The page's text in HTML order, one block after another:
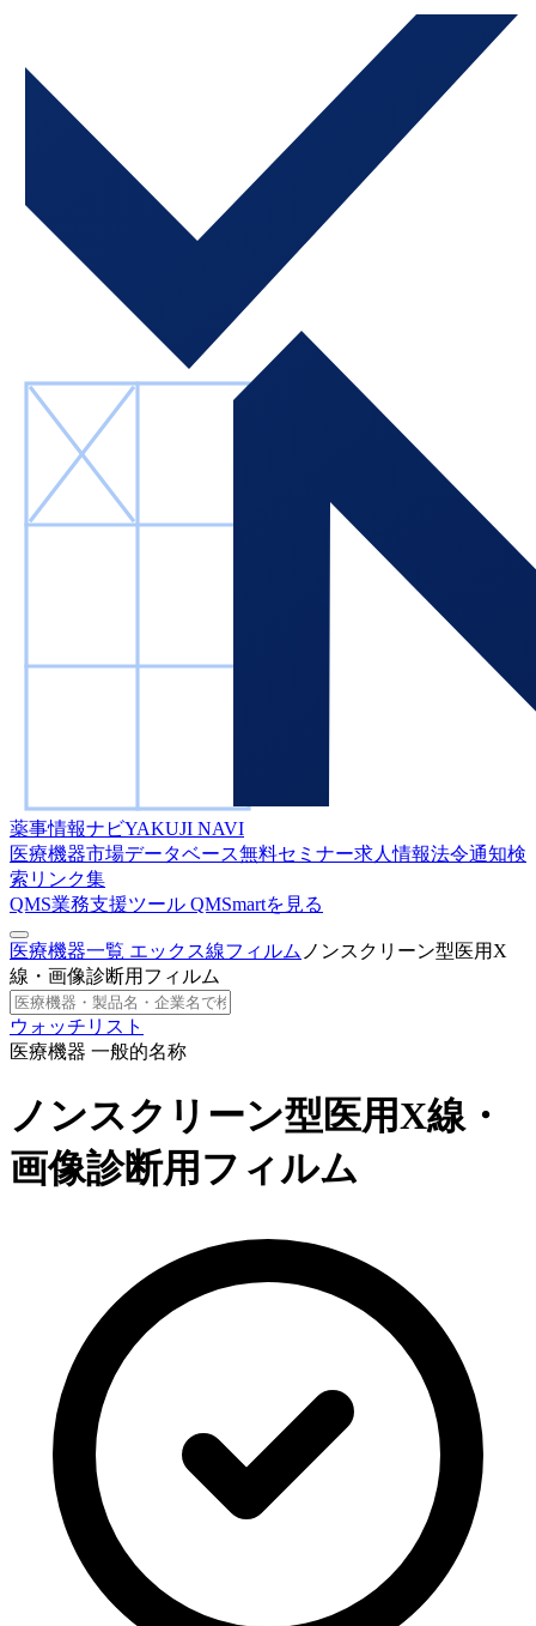
薬事情報ナビYAKUJI NAVI
医療機器市場データベース無料セミナー求人情報法令通知検
索 リンク集
QMS業務支援ツール QMSmartを見る
医療機器一覧 エックス線フィルム ノンスクリーン型医用X
線・画像診断用フィルム
ウォッチリスト
医療機器 一般的名称
ノンスクリーン型医用X線・
画像診断用フィルム